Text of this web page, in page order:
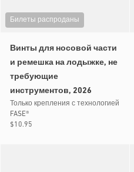
Билеты распроданы
Винты для носовой части
и ремешка на лодыжке, не
требующие
инструментов, 2026
Только крепления с технологией
FASE®
Обычная
$10.95